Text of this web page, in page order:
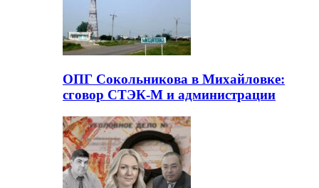
ОПГ Сокольникова в Михайловке:
сговор СТЭК-М и администрации